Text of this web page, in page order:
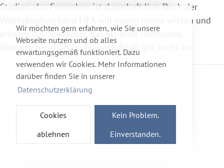
Wir möchten gern erfahren, wie Sie unsere
Webseite nutzen und ob alles
erwartungsgemäß funktioniert. Dazu
verwenden wir Cookies. Mehr Informationen
darüber finden Sie in unserer
Datenschutzerklärung
Cookies
ablehnen
Kein Problem.
Einverstanden.
Stadion, das Fernsehen ist dauerhaft live. Doch der
Weltfußballverband FIFA will davon nichts wissen und
erkennt das Spektakel, das als erste inoffizielle
Weltmeisterschaft im Frauenfußball gilt, nicht an.